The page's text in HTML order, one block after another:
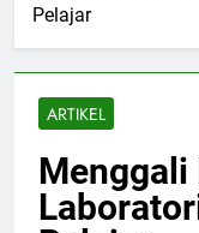
Pelajar
ARTIKEL
Menggali